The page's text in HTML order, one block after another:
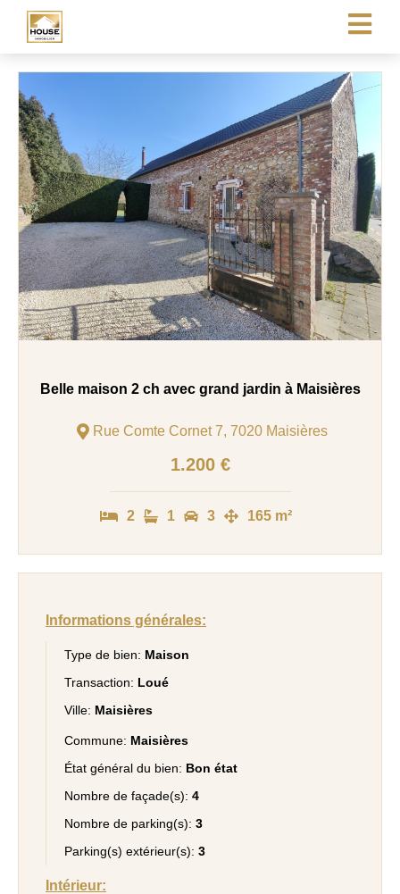
Belle maison 2 ch avec grand jardin à Maisières
Rue Comte Cornet 7, 7020 Maisières
1.200 €
2 1 3 165 m²
Informations générales:
Type de bien: Maison
Transaction: Loué
Ville: Maisières
Commune: Maisières
État général du bien: Bon état
Nombre de façade(s): 4
Nombre de parking(s): 3
Parking(s) extérieur(s): 3
Intérieur: